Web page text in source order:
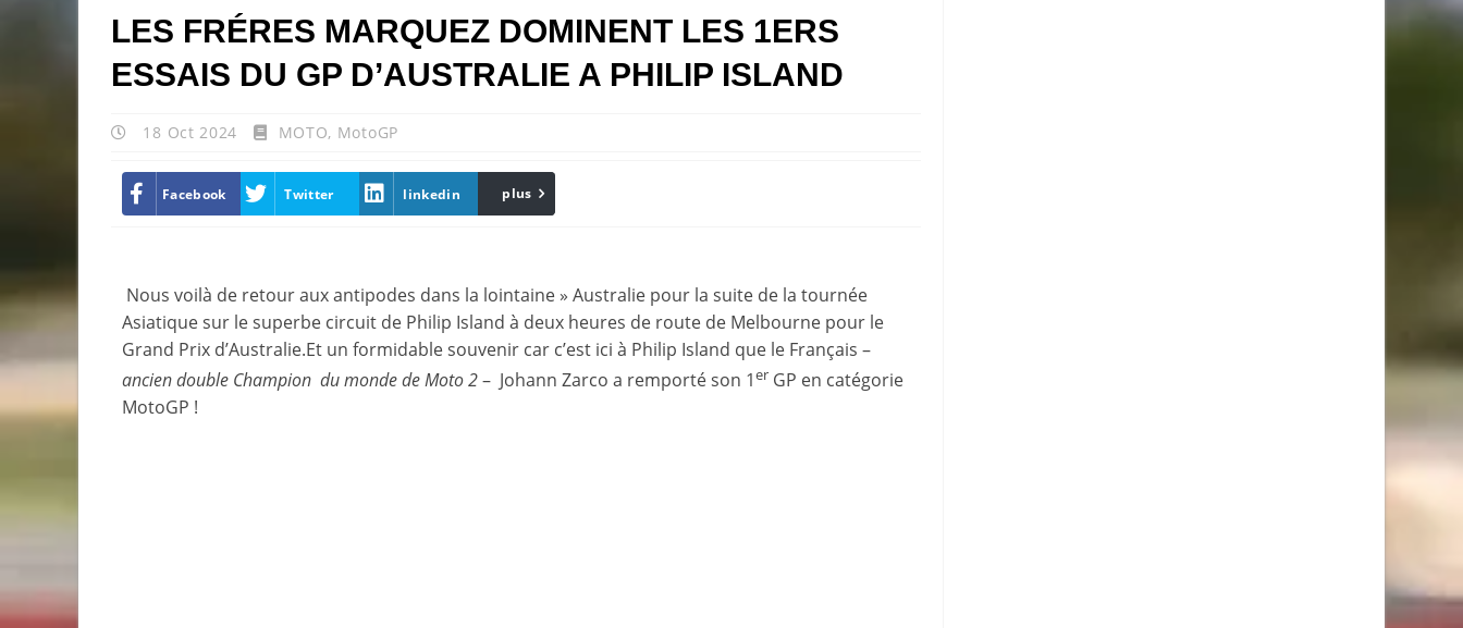
LES FRÉRES MARQUEZ DOMINENT LES 1ERS
ESSAIS DU GP D’AUSTRALIE A PHILIP ISLAND
18 Oct 2024 MOTO, MotoGP
Facebook Twitter linkedin Email
plus
Nous voilà de retour aux antipodes dans la lointaine » Australie pour la suite de la tournée
Asiatique sur le superbe circuit de Philip Island à deux heures de route de Melbourne pour le
Grand Prix d’Australie.Et un formidable souvenir car c’est ici à Philip Island que le Français –
ancien double Champion du monde de Moto 2– Johann Zarco a remporté son 1er GP en catégorie
MotoGP !